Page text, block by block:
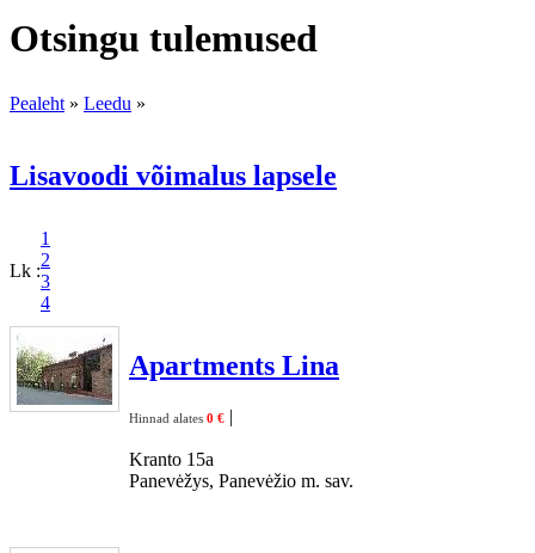
Otsingu tulemused
Pealeht » Leedu »
Lisavoodi võimalus lapsele
Lk :
1
2
3
4
Apartments Lina
Hinnad alates 0 € |
Kranto 15a
Panevėžys, Panevėžio m. sav.